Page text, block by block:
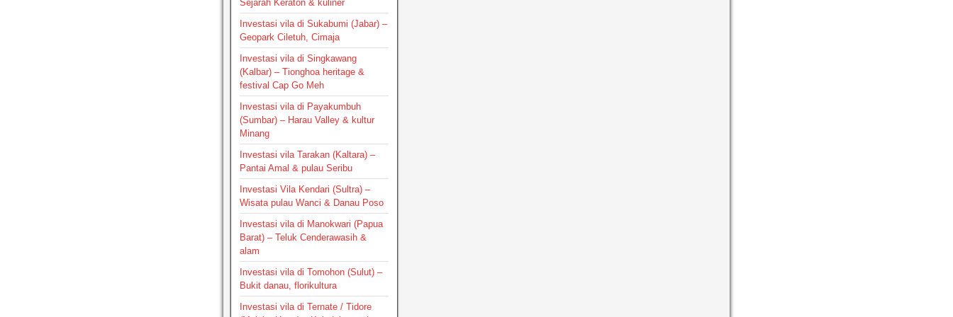
Sejarah Keraton & kuliner
Investasi vila di Sukabumi (Jabar) –
Geopark Ciletuh, Cimaja
Investasi vila di Singkawang
(Kalbar) – Tionghoa heritage &
festival Cap Go Meh
Investasi vila di Payakumbuh
(Sumbar) – Harau Valley & kultur
Minang
Investasi vila Tarakan (Kaltara) –
Pantai Amal & pulau Seribu
Investasi Vila Kendari (Sultra) –
Wisata pulau Wanci & Danau Poso
Investasi vila di Manokwari (Papua
Barat) – Teluk Cenderawasih &
alam
Investasi vila di Tomohon (Sulut) –
Bukit danau, florikultura
Investasi vila di Ternate / Tidore